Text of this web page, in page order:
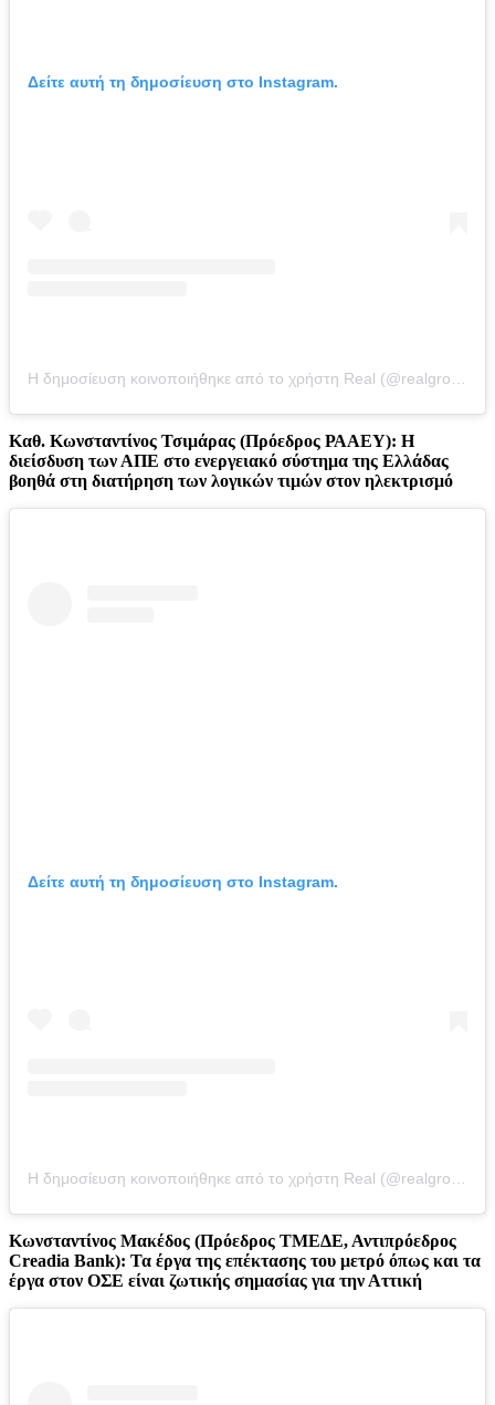
Δείτε αυτή τη δημοσίευση στο Instagram.
Η δημοσίευση κοινοποιήθηκε από το χρήστη Real (@realgroupgreece)
Καθ. Κωνσταντίνος Τσιμάρας (Πρόεδρος ΡΑΑΕΥ): Η
διείσδυση των ΑΠΕ στο ενεργειακό σύστημα της Ελλάδας
βοηθά στη διατήρηση των λογικών τιμών στον ηλεκτρισμό
Δείτε αυτή τη δημοσίευση στο Instagram.
Κωνσταντίνος Μακέδος (Πρόεδρος ΤΜΕΔΕ, Αντιπρόεδρος
Creadia Bank): Τα έργα της επέκτασης του μετρό όπως και τα
έργα στον ΟΣΕ είναι ζωτικής σημασίας για την Αττική